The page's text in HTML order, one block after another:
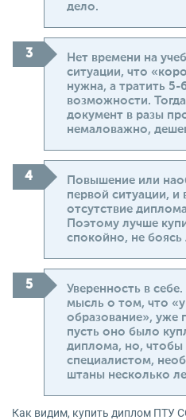
дело.
Нет времени на
ситуации, что
нужна, а тратить 5-
возможности.
документ в разы
немаловажно,
Повышение или
первой ситуации, и
отсутствие
Поэтому лучше
спокойно, не
Уверенность в
мысль о том, что «у
образование», уже
пусть оно было
диплома, но,
специалистом,
штаны несколько
Как видим, купить диплом ПТУ